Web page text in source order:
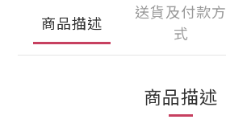
商品描述
送貨及付款方
式
商品描述